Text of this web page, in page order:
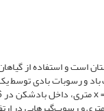
است و استفاده از